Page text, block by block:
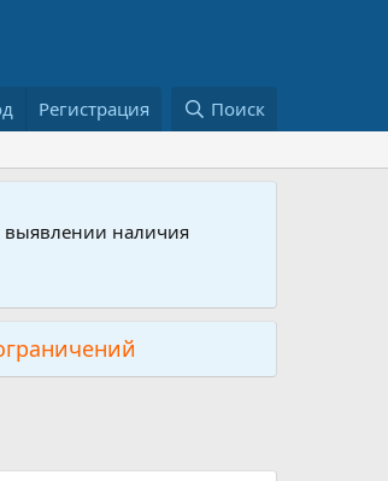
Регистрация Поиск
выявлении наличия